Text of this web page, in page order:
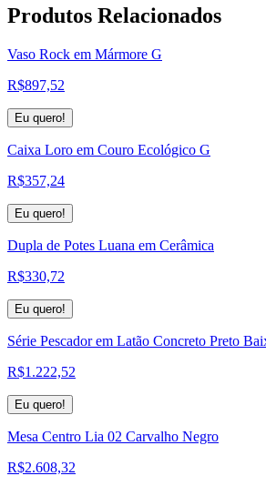
Produtos Relacionados
Vaso Rock em Mármore G
R$897,52
Eu quero!
Caixa Loro em Couro Ecológico G
R$357,24
Eu quero!
Dupla de Potes Luana em Cerâmica
R$330,72
Eu quero!
Série Pescador em Latão Concreto Preto
R$1.222,52
Eu quero!
Mesa Centro Lia 02 Carvalho Negro
R$2.608,32